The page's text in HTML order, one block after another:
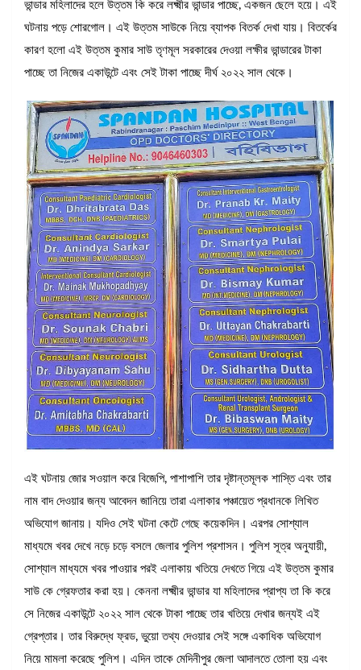
ভান্ডার মহিলাদের হলে উত্তম কি করে লক্ষ্মীর ভান্ডার পাচ্ছে, একজন ছেলে হয়ে। এই
ঘটনায় পড়ে শোরগোল। এই উত্তম সাউকে নিয়ে ব্যাপক বিতর্ক দেখা যায়। বিতর্কের
কারণ হলো এই উত্তম কুমার সাউ তৃণমূল সরকারের দেওয়া লক্ষীর ভান্ডারের টাকা
পাচ্ছে তা নিজের একাউন্টে এবং সেই টাকা পাচ্ছে দীর্ঘ ২০২২ সাল থেকে।
এই ঘটনায় জোর সওয়াল করে বিজেপি, পাশাপাশি তার দৃষ্টান্তমূলক শাস্তি এবং তার
নাম বাদ দেওয়ার জন্য আবেদন জানিয়ে তারা এলাকার পঞ্চায়েত প্রধানকে লিখিত
অভিযোগ জানায়। যদিও সেই ঘটনা কেটে গেছে কয়েকদিন। এরপর সোশ্যাল
মাধ্যমে খবর দেখে নড়ে চড়ে বসলে জেলার পুলিশ প্রশাসন। পুলিশ সূত্র অনুযায়ী,
সোশ্যাল মাধ্যমে খবর পাওয়ার পরই এলাকায় খতিয়ে দেখতে গিয়ে এই উত্তম কুমার
সাউ কে গ্রেফতার করা হয়। কেননা লক্ষ্মীর ভান্ডার যা মহিলাদের প্রাপ্য তা কি করে
সে নিজের একাউন্টে ২০২২ সাল থেকে টাকা পাচ্ছে তার খতিয়ে দেখার জন্যই এই
গ্রেপ্তার। তার বিরুদ্ধে ফ্রড, ভুয়ো তথ্য দেওয়ার সেই সঙ্গে একাধিক অভিযোগ
নিয়ে মামলা করেছে পুলিশ। এদিন তাকে মেদিনীপুর জেলা আদালতে তোলা হয় এবং